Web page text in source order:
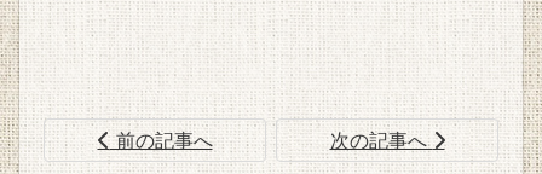
前の記事へ 次の記事へ